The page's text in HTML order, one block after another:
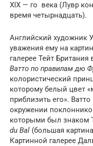
XIX — го века (Лувр
время четырнадцать).
Английский художник
уважения ему на
галерее Тейт
Ватто по правилам дю
колористический
которому белый цвет
приблизить его».
окружении
которыми был знаком
du Bal (большая
Картинной галерее